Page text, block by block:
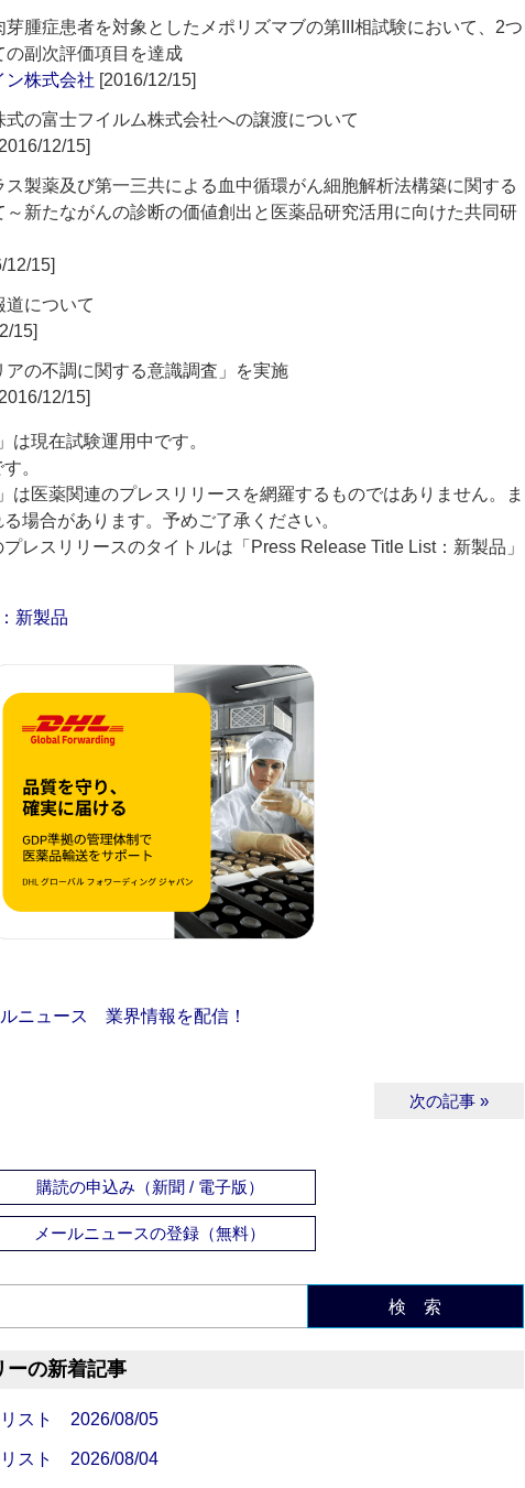
腫症患者を対象としたメポリズマブの第III相試験において、2つ
副次評価項目を達成
ン株式会社 [2016/12/15]
の富士フイルム株式会社への譲渡について
12/15]
ス製薬及び第一三共による血中循環がん細胞解析法構築に関する
新たながんの診断の価値創出と医薬品研究活用に向けた共同研
12/15]
道について
15]
アの不調に関する意識調査」を実施
12/15]
は現在試験運用中です。
。
は医薬関連のプレスリリースを網羅するものではありません。ま
場合があります。予めご了承ください。
レスリリースのタイトルは「Press Release Title List：新製品」
新製品
ニュース 業界情報を配信！
次の記事 »
購読の申込み（新聞 / 電子版）
メールニュースの登録（無料）
検 索
ーの新着記事
リスト 2026/08/05
リスト 2026/08/04